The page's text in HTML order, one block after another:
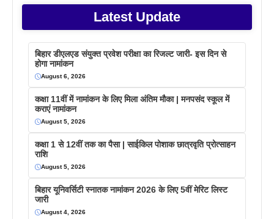
Latest Update
बिहार डीएलएड संयुक्त प्रवेश परीक्षा का रिजल्ट जारी- इस दिन से
होगा नामांकन
August 6, 2026
कक्षा 11वीं में नामांकन के लिए मिला अंतिम मौका | मनपसंद स्कूल में
कराएं नामांकन
August 5, 2026
कक्षा 1 से 12वीं तक का पैसा | साईकिल पोशाक छात्रवृति प्रोत्साहन
राशि
August 5, 2026
बिहार यूनिवर्सिटी स्नातक नामांकन 2026 के लिए 5वीं मेरिट लिस्ट
जारी
August 4, 2026